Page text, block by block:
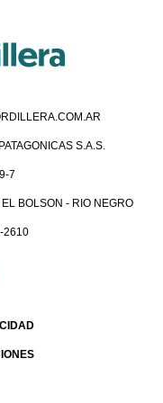
S.A.S.
7
BOLSON - RIO NEGRO
2610